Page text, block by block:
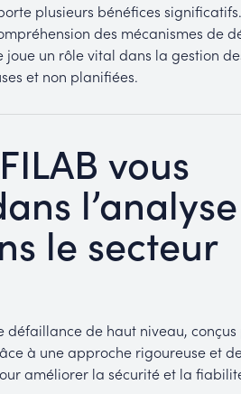
plusieurs bénéfices
des mécanismes de
un rôle vital dans la gestion
et non planifiées.
vous
le secteur
défaillance de haut niveau,
à une approche rigoureuse et
améliorer la sécurité et la